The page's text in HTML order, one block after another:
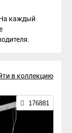
каждый
в коллекцию
176881